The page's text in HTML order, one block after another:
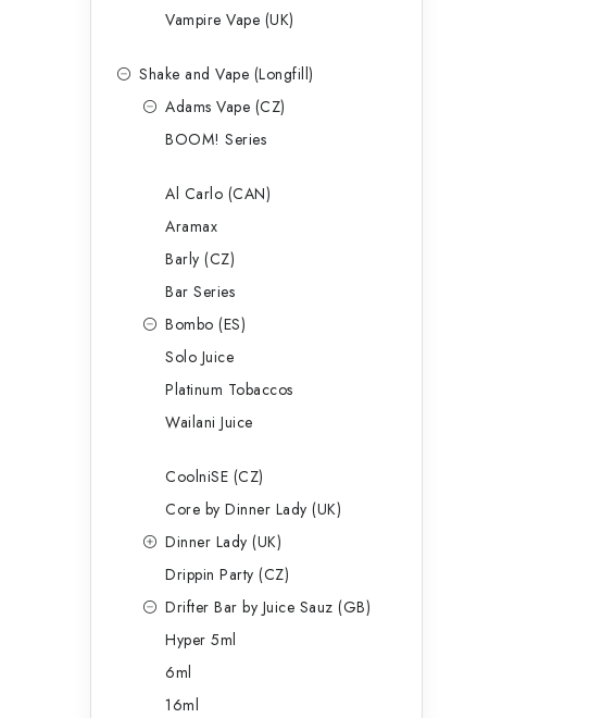
Vampire Vape (UK)
Shake and Vape (Longfill)
Adams Vape (CZ)
BOOM! Series
Al Carlo (CAN)
Aramax
Barly (CZ)
Bar Series
Bombo (ES)
Solo Juice
Platinum Tobaccos
Wailani Juice
CoolniSE (CZ)
Core by Dinner Lady (UK)
Dinner Lady (UK)
Drippin Party (CZ)
Drifter Bar by Juice Sauz (GB)
Hyper 5ml
6ml
16ml